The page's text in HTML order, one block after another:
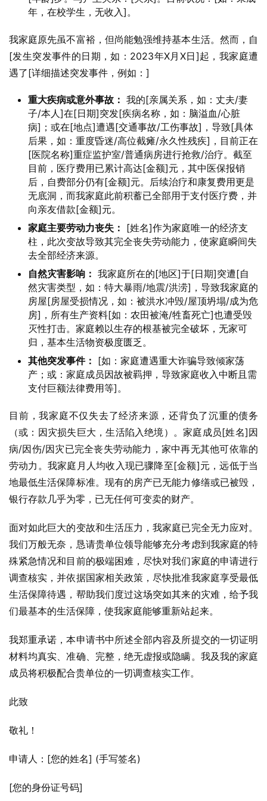
年，在校学生，无收入]。
我家庭原先虽不富裕，但尚能勉强维持基本生活。然而，自
[发生突发事件的日期，如：2023年X月X日]起，我家庭遭
遇了[详细描述突发事件，例如：]
重大疾病或意外事故： 我的[亲属关系，如：丈夫/妻
子/本人]在[日期]突发[疾病名称，如：脑溢血/心脏
病]；或在[地点]遭遇[交通事故/工伤事故]，导致[具体
后果，如：重度昏迷/高位截瘫/永久性残疾]，目前正在
[医院名称]重症监护室/普通病房进行抢救/治疗。截至
目前，医疗费用已累计高达[金额]元，其中医保报销
后，自费部分仍有[金额]元。后续治疗和康复费用更是
无底洞，而我家庭此前积蓄已全部用于支付医疗费，并
向亲友借款[金额]元。
家庭主要劳动力丧失： [姓名]作为家庭唯一的经济支
柱，此次变故导致其完全丧失劳动能力，使家庭瞬间失
去全部经济来源。
自然灾害影响： 我家庭所在的[地区]于[日期]突遭[自
然灾害类型，如：特大暴雨/地震/洪涝]，导致我家庭的
房屋[房屋受损情况，如：被洪水冲毁/屋顶坍塌/成为危
房]，所有生产资料[如：农田被淹/牲畜死亡]也遭受毁
灭性打击。家庭赖以生存的根基被完全破坏，无家可
归，基本生活物资极度匮乏。
其他突发事件： [如：家庭遭遇重大诈骗导致倾家荡
产；或：家庭成员因故被羁押，导致家庭收入中断且需
支付巨额法律费用等]。
目前，我家庭不仅失去了经济来源，还背负了沉重的债务
（或：因灾损失巨大，生活陷入绝境）。家庭成员[姓名]因
病/因伤/因灾已完全丧失劳动能力，家中再无其他可依靠的
劳动力。我家庭月人均收入现已骤降至[金额]元，远低于当
地最低生活保障标准。现有的房产已无能力修缮或已被毁，
银行存款几乎为零，已无任何可变卖的财产。
面对如此巨大的变故和生活压力，我家庭已完全无力应对。
我们万般无奈，恳请贵单位领导能够充分考虑到我家庭的特
殊紧急情况和目前的极端困难，尽快对我们家庭的申请进行
调查核实，并依据国家相关政策，尽快批准我家庭享受最低
生活保障待遇，帮助我们度过这场突如其来的灾难，给予我
们最基本的生活保障，使我家庭能够重新站起来。
我郑重承诺，本申请书中所述全部内容及所提交的一切证明
材料均真实、准确、完整，绝无虚报或隐瞒。我及我的家庭
成员将积极配合贵单位的一切调查核实工作。
此致
敬礼！
申请人：[您的姓名] (手写签名)
[您的身份证号码]